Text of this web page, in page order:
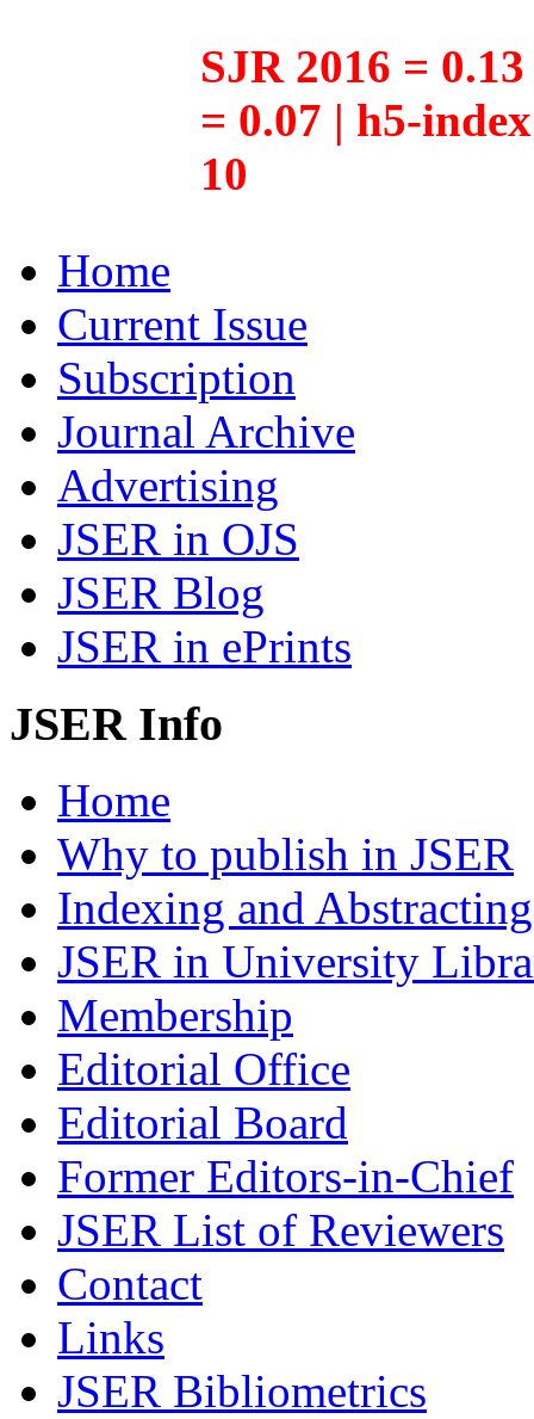
SJR 2016 =
= 0.07 | h5-
10
Home
Current Issue
Subscription
Journal Archive
Advertising
JSER in OJS
JSER Blog
JSER in ePrints
JSER Info
Home
Why to publish in JSER
Indexing and Abstracting
JSER in University
Membership
Editorial Office
Editorial Board
Former Editors-in-Chief
JSER List of Reviewers
Contact
Links
JSER Bibliometrics